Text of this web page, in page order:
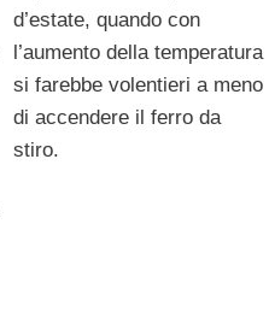
d’estate, quando con
l’aumento della temperatura
si farebbe volentieri a meno
di accendere il ferro da
stiro.